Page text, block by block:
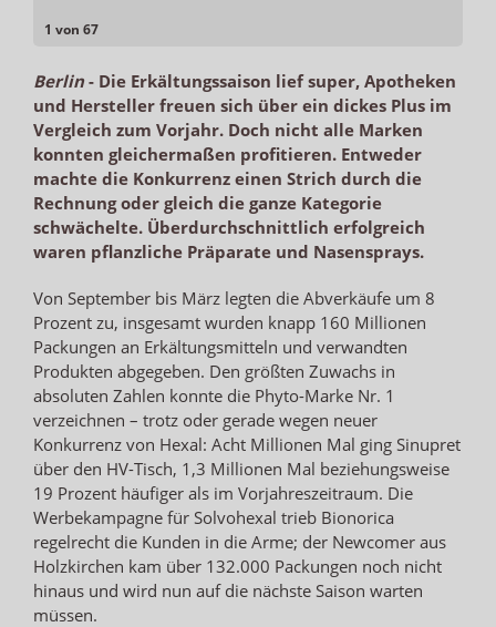
1 von 67
Berlin- Die Erkältungssaison lief super, Apotheken
und Hersteller freuen sich über ein dickes Plus im
Vergleich zum Vorjahr. Doch nicht alle Marken
konnten gleichermaßen profitieren. Entweder
machte die Konkurrenz einen Strich durch die
Rechnung oder gleich die ganze Kategorie
schwächelte. Überdurchschnittlich erfolgreich
waren pflanzliche Präparate und Nasensprays.
Von September bis März legten die Abverkäufe um 8
Prozent zu, insgesamt wurden knapp 160 Millionen
Packungen an Erkältungsmitteln und verwandten
Produkten abgegeben. Den größten Zuwachs in
absoluten Zahlen konnte die Phyto-Marke Nr. 1
verzeichnen – trotz oder gerade wegen neuer
Konkurrenz von Hexal: Acht Millionen Mal ging Sinupret
über den HV-Tisch, 1,3 Millionen Mal beziehungsweise
19 Prozent häufiger als im Vorjahreszeitraum. Die
Werbekampagne für Solvohexal trieb Bionorica
regelrecht die Kunden in die Arme; der Newcomer aus
Holzkirchen kam über 132.000 Packungen noch nicht
hinaus und wird nun auf die nächste Saison warten
müssen.